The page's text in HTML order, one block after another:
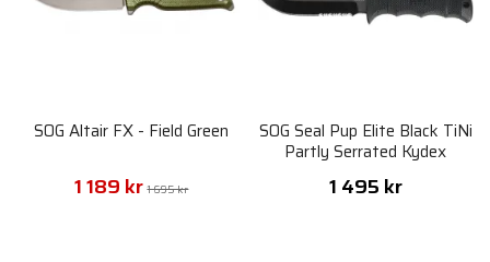
SOG Altair FX - Field Green
1 189 kr 1 695 kr
SOG Seal Pup Elite Black TiNi
Partly Serrated Kydex
Sheath
1 495 kr